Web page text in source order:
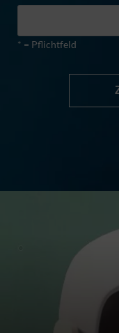
* = Pflichtfeld